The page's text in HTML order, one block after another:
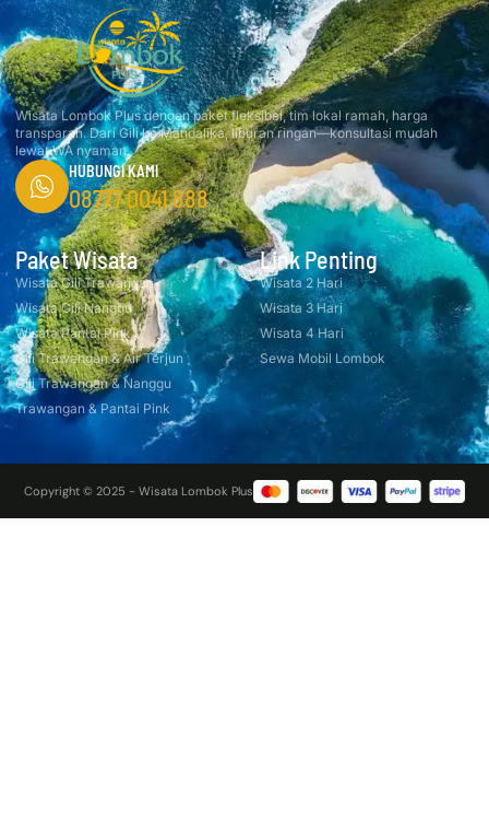
Wisata Lombok Plus dengan paket fleksibel, tim lokal ramah, harga
transparan. Dari Gili ke Mandalika, liburan ringan—konsultasi mudah
lewat WA nyaman.
HUBUNGI KAMI
08777 0041 888
Paket Wisata
Wisata Gili Trawangan
Wisata Gili Nanggu
Wisata Pantai Pink
Gili Trawangan & Air Terjun
Gili Trawangan & Nanggu
Trawangan & Pantai Pink
Link Penting
Wisata 2 Hari
Wisata 3 Hari
Wisata 4 Hari
Sewa Mobil Lombok
Copyright © 2025 - Wisata Lombok Plus